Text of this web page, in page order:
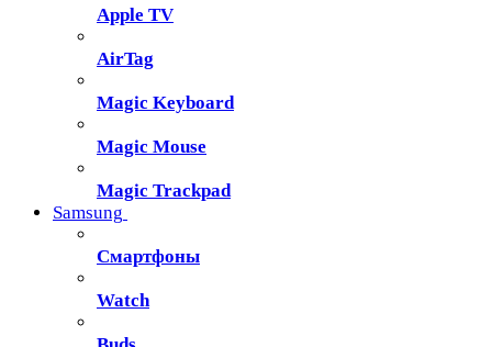
Apple TV
AirTag
Magic Keyboard
Magic Mouse
Magic Trackpad
Samsung
Смартфоны
Watch